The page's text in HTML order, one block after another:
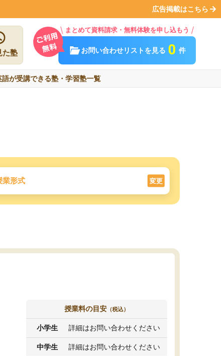
広告掲載はこちら
た塾
まとめて資料請求・無料体験を申し込もう
お問い合わせリストを見る 0 件
が受講できる塾・学習塾一覧
業形式 変更
授業料の目安 （税込）
小学生 詳細はお問い合わせください
中学生 詳細はお問い合わせください